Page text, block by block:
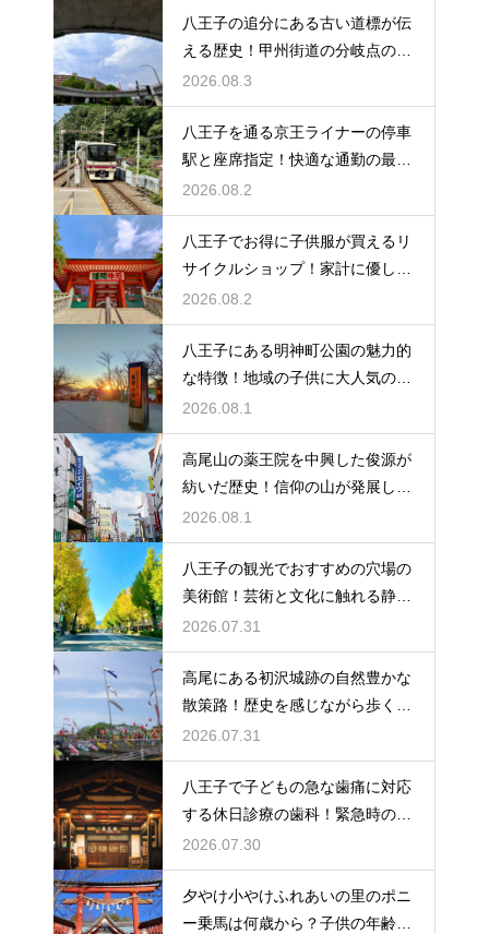
八王子の追分にある古い道標が伝
える歴史！甲州街道の分岐点の真
実に迫る
2026.08.3
八王子を通る京王ライナーの停車
駅と座席指定！快適な通勤の最強
の裏ワザ
2026.08.2
八王子でお得に子供服が買えるリ
サイクルショップ！家計に優しい
お店特集
2026.08.2
八王子にある明神町公園の魅力的
な特徴！地域の子供に大人気の遊
び場紹介
2026.08.1
高尾山の薬王院を中興した俊源が
紡いだ歴史！信仰の山が発展した
理由とは
2026.08.1
八王子の観光でおすすめの穴場の
美術館！芸術と文化に触れる静か
なひと時
2026.07.31
高尾にある初沢城跡の自然豊かな
散策路！歴史を感じながら歩くハ
イキング
2026.07.31
八王子で子どもの急な歯痛に対応
する休日診療の歯科！緊急時の強
い味方
2026.07.30
夕やけ小やけふれあいの里のポニ
ー乗馬は何歳から？子供の年齢と